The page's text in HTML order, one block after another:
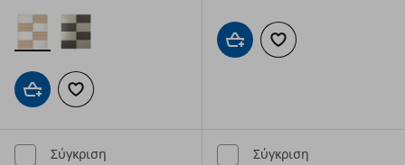
Προσθήκη στο καλάθι
Προσθήκη στα αγαπημένα
Προσθήκη στο καλάθι
Προσθήκη στα
Σύγκριση Σύγκριση